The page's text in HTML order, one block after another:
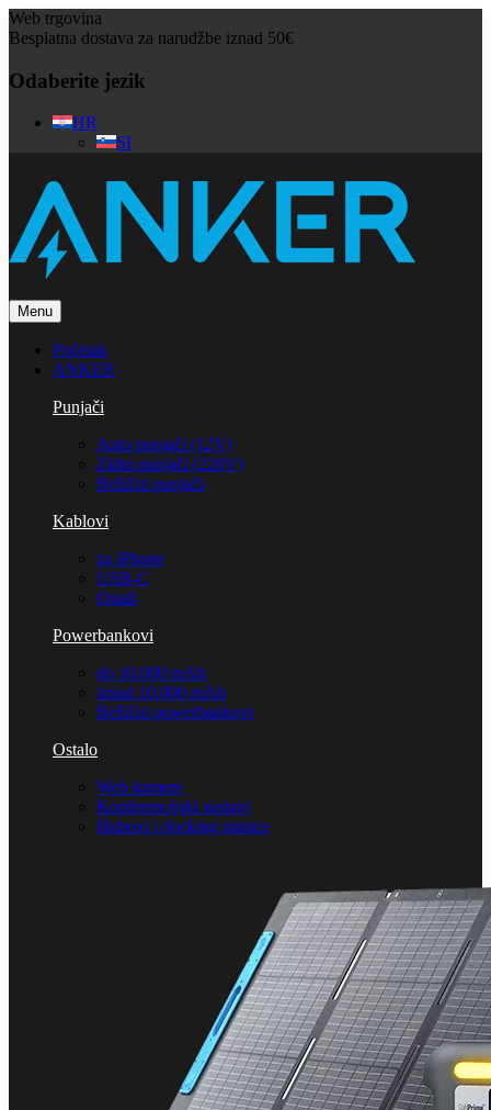
Web trgovina
Besplatna dostava za narudžbe iznad 50€
Odaberite jezik
HR
SI
Menu
Početak
ANKER
Punjači
Auto punjači (12V)
Zidni punjači (220V)
Bežični punjači
Kablovi
za iPhone
USB-C
Ostali
Powerbankovi
do 10.000 mAh
iznad 10.000 mAh
Bežični powerbankovi
Ostalo
Web kamere
Konferencijski sustavi
Hubovi i docking stanice